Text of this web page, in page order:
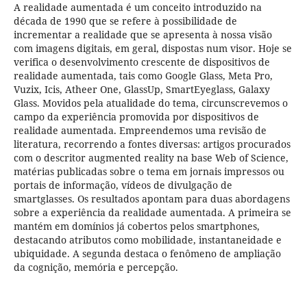
A realidade aumentada é um conceito introduzido na
década de 1990 que se refere à possibilidade de
incrementar a realidade que se apresenta à nossa visão
com imagens digitais, em geral, dispostas num visor. Hoje se
verifica o desenvolvimento crescente de dispositivos de
realidade aumentada, tais como Google Glass, Meta Pro,
Vuzix, Icis, Atheer One, GlassUp, SmartEyeglass, Galaxy
Glass. Movidos pela atualidade do tema, circunscrevemos o
campo da experiência promovida por dispositivos de
realidade aumentada. Empreendemos uma revisão de
literatura, recorrendo a fontes diversas: artigos procurados
com o descritor augmented reality na base Web of Science,
matérias publicadas sobre o tema em jornais impressos ou
portais de informação, vídeos de divulgação de
smartglasses. Os resultados apontam para duas abordagens
sobre a experiência da realidade aumentada. A primeira se
mantém em domínios já cobertos pelos smartphones,
destacando atributos como mobilidade, instantaneidade e
ubiquidade. A segunda destaca o fenômeno de ampliação
da cognição, memória e percepção.